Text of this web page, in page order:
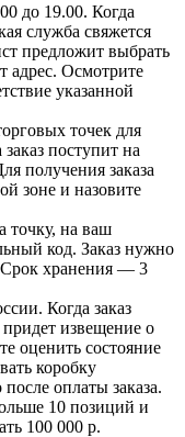
до 19.00. Когда
служба свяжется
предложит выбрать
адрес. Осмотрите
указанной
точек для
поступит на
получения заказа
зоне и назовите
точку, на ваш
код. Заказ нужно
Срок хранения — 3
Когда заказ
извещение о
оценить состояние
коробку
оплаты заказа.
10 позиций и
100 000 р.